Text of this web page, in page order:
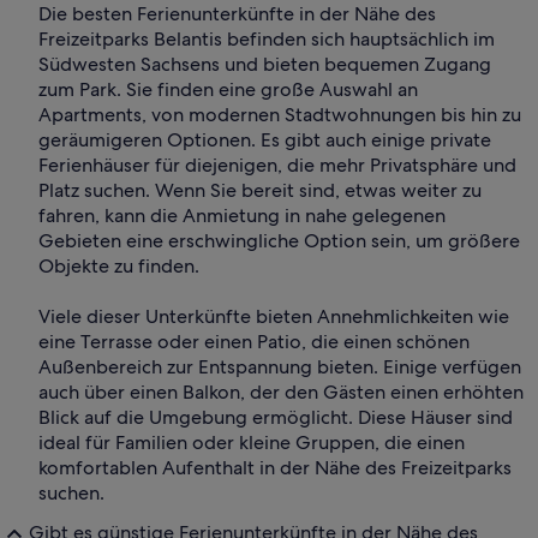
Die besten Ferienunterkünfte in der Nähe des
Freizeitparks Belantis befinden sich hauptsächlich im
Südwesten Sachsens und bieten bequemen Zugang
zum Park. Sie finden eine große Auswahl an
Apartments, von modernen Stadtwohnungen bis hin zu
geräumigeren Optionen. Es gibt auch einige private
Ferienhäuser für diejenigen, die mehr Privatsphäre und
Platz suchen. Wenn Sie bereit sind, etwas weiter zu
fahren, kann die Anmietung in nahe gelegenen
Gebieten eine erschwingliche Option sein, um größere
Objekte zu finden.
Viele dieser Unterkünfte bieten Annehmlichkeiten wie
eine Terrasse oder einen Patio, die einen schönen
Außenbereich zur Entspannung bieten. Einige verfügen
auch über einen Balkon, der den Gästen einen erhöhten
Blick auf die Umgebung ermöglicht. Diese Häuser sind
ideal für Familien oder kleine Gruppen, die einen
komfortablen Aufenthalt in der Nähe des Freizeitparks
suchen.